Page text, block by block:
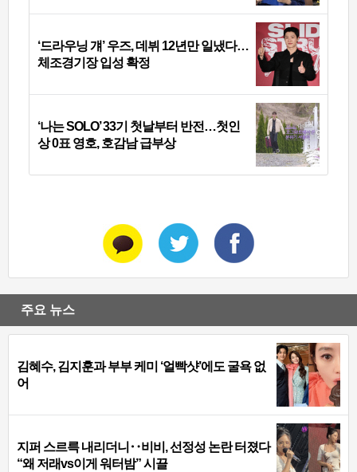
‘드라우닝 걔’ 우즈, 데뷔 12년만 일냈다…
체조경기장 입성 확정
‘나는 SOLO’ 33기 첫날부터 반전…첫인
상 0표 영호, 호감남 급부상
주요 뉴스
김혜수, 김지훈과 부부 케미 ‘얼빡샷’에도 굴욕 없
어
지퍼 스르륵 내리더니‥비비, 선정성 논란 터졌다
“왜 저래vs이게 워터밤” 시끌